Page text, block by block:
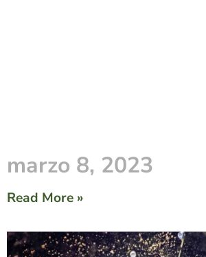
marzo 8, 2023
Read More »